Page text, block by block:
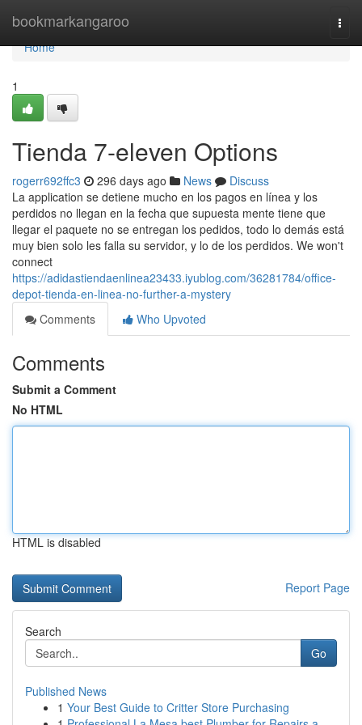
bookmarkangaroo
Home
Home
1
Tienda 7-eleven Options
rogerr692ffc3 296 days ago News
Discuss
La application se detiene mucho en los pagos en línea y los
perdidos no llegan en la fecha que supuesta mente tiene que
llegar el paquete no se entregan los pedidos, todo lo demás está
muy bien solo les falla su servidor, y lo de los perdidos. We won't
connect
https://adidastiendaenlinea23433.iyublog.com/36281784/office-
depot-tienda-en-linea-no-further-a-mystery
Comments
Who Upvoted
Comments
Submit a Comment
No HTML
HTML is disabled
Report Page
Search
Go
Published News
1 Your Best Guide to Critter Store Purchasing